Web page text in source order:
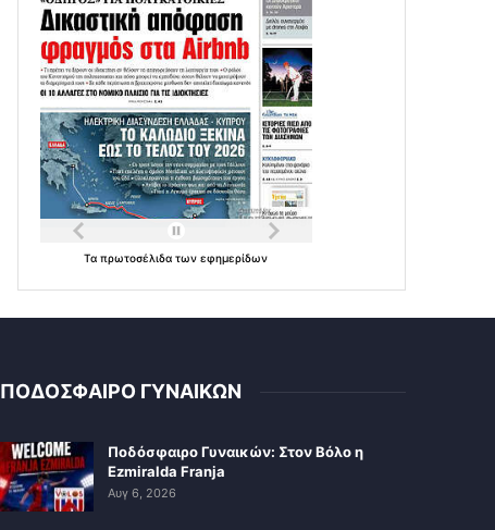
Ταπρωτοσέλιδατωνεφημερίδων
ΠΟΔΟΣΦΑΙΡΟ ΓΥΝΑΙΚΩΝ
Ποδόσφαιρο Γυναικών: Στον Βόλο η
Ezmiralda Franja
Αυγ 6, 2026